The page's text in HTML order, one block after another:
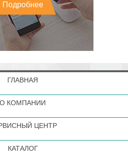
Подробнее
ГЛАВНАЯ
О КОМПАНИИ
ЦЕНТР
КАТАЛОГ